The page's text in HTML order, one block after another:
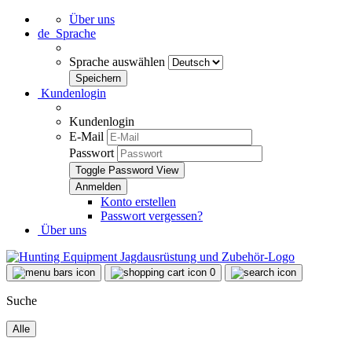
Über uns
de Sprache
Sprache auswählen
Kundenlogin
Kundenlogin
E-Mail
Passwort
Toggle Password View
Konto erstellen
Passwort vergessen?
Über uns
0
Suche
Alle